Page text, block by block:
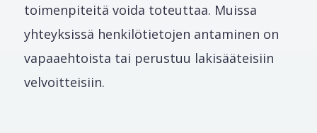
toimenpiteitä voida toteuttaa. Muissa
yhteyksissä henkilötietojen antaminen on
vapaaehtoista tai perustuu lakisääteisiin
velvoitteisiin.